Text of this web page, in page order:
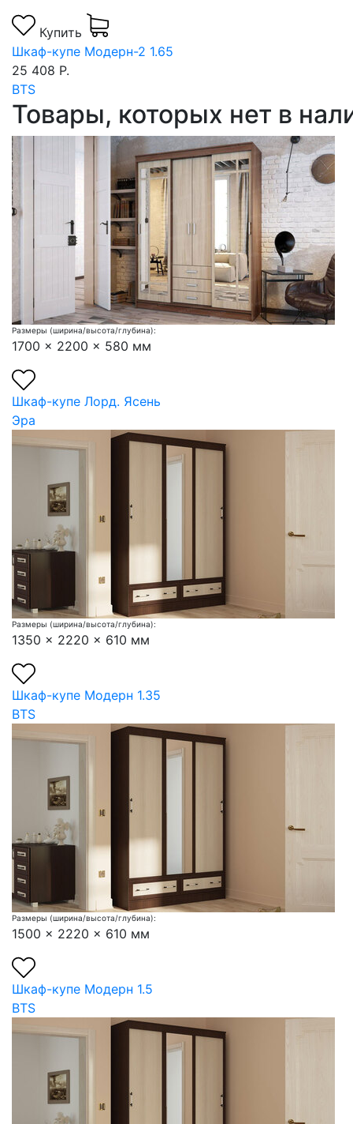
Купить
Шкаф-купе Модерн-2 1.65
25 408 Р.
BTS
Товары, которых нет в
Размеры (ширина/высота/глубина):
1700 x 2200 x 580 мм
Шкаф-купе Лорд. Ясень
Эра
Размеры (ширина/высота/глубина):
1350 x 2220 x 610 мм
Шкаф-купе Модерн 1.35
BTS
Размеры (ширина/высота/глубина):
1500 x 2220 x 610 мм
Шкаф-купе Модерн 1.5
BTS